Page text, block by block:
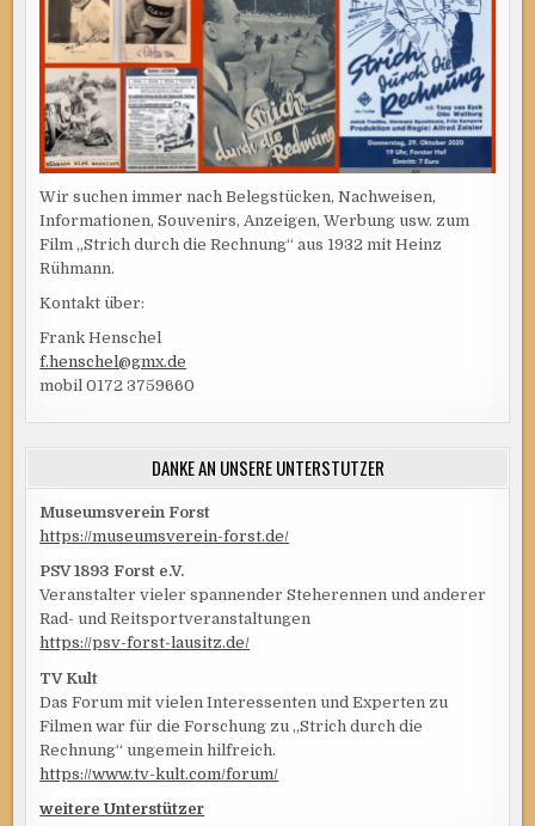
Wir suchen immer nach Belegstücken, Nachweisen,
Informationen, Souvenirs, Anzeigen, Werbung usw. zum
Film „Strich durch die Rechnung“ aus 1932 mit Heinz
Rühmann.
Kontakt über:
Frank Henschel
f.henschel@gmx.de
mobil 0172 3759660
DANKE AN UNSERE UNTERSTÜTZER
Museumsverein Forst
https://museumsverein-forst.de/
PSV 1893 Forst e.V.
Veranstalter vieler spannender Steherennen und anderer
Rad- und Reitsportveranstaltungen
https://psv-forst-lausitz.de/
TV Kult
Das Forum mit vielen Interessenten und Experten zu
Filmen war für die Forschung zu „Strich durch die
Rechnung“ ungemein hilfreich.
https://www.tv-kult.com/forum/
weitere Unterstützer